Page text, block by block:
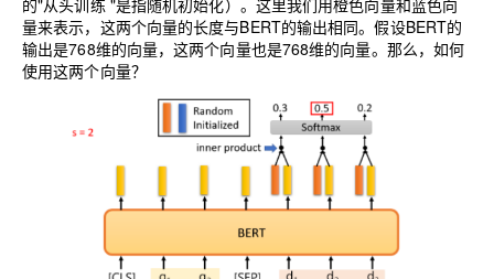
量来表示，这两个向量的长度与BERT的输出相同。假设BERT的
输出是768维的向量，这两个向量也是768维的向量。那么，如何
使用这两个向量？